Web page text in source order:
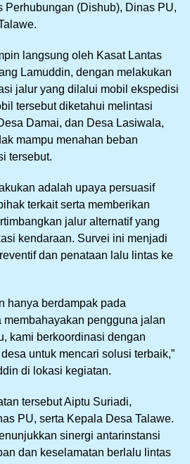
Perhubungan (Dishub), Dinas PU,
langsung oleh Kasat Lantas
Lamuddin, dengan melakukan
jalur yang dilalui mobil ekspedisi
tersebut diketahui melintasi
Damai, dan Desa Lasiwala,
mampu menahan beban
tersebut.
adalah upaya persuasif
terkait serta memberikan
jalur alternatif yang
kendaraan. Survei ini menjadi
dan penataan lalu lintas ke
hanya berdampak pada
membahayakan pengguna jalan
kami berkoordinasi dengan
untuk mencari solusi terbaik,”
di lokasi kegiatan.
tersebut Aiptu Suriadi,
PU, serta Kepala Desa Talawe.
sinergi antarinstansi
dan keselamatan berlalu lintas